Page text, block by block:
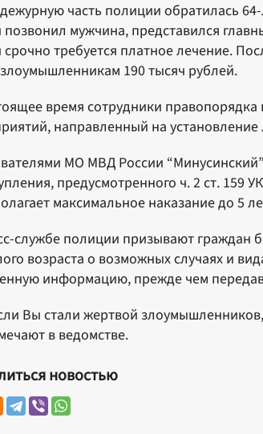
часть полиции обратилась
позвонил мужчина, представился
срочно требуется платное лечение.
190 тысяч рублей.
время сотрудники
направленный на
МО МВД России
предусмотренного ч. 2 ст. 159
максимальное наказание до 5
службе полиции призывают граждан
возраста о возможных случаях и
информацию, прежде чем
Вы стали жертвой
в ведомстве.
новостью